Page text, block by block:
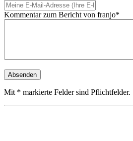
Kommentar zum Bericht von franjo*
Mit * markierte Felder sind Pflichtfelder.